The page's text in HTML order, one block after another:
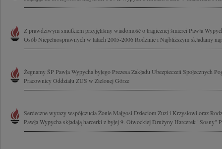
Z prawdziwym smutkiem przyjęliśmy wiadomość o tragicznej śmierci Pawła
Osób Niepełnosprawnych w latach 2005-2006 Rodzinie i Najbliższym składamy
Żegnamy ŚP Pawła Wypycha byłego Prezesa Zakładu Ubezpieczeń Społecznych
Pracownicy Oddziału ZUS w Zielonej Górze
Serdeczne wyrazy współczucia Żonie Małgosi Dzieciom Zuzi i Krzysiowi oraz
Pawła Wypycha składają harcerki z byłej 9. Otwockiej Drużyny Harcerek "Sosny"